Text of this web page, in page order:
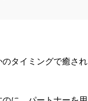
のタイミングで癒さ